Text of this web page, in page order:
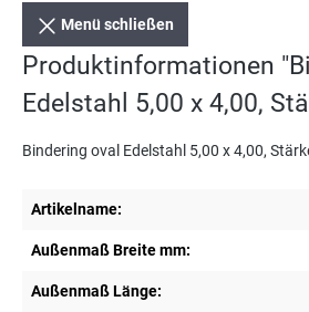
Menü schließen
Produktinformationen
Edelstahl 5,00 x 4,00,
Bindering oval Edelstahl 5,00 x 4,00,
Artikelname:
Außenmaß Breite mm:
Außenmaß Länge: